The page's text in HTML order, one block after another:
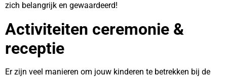
zich belangrijk en gewaardeerd!
Activiteiten ceremonie &
receptie
Er zijn veel manieren om jouw kinderen te betrekken bij de